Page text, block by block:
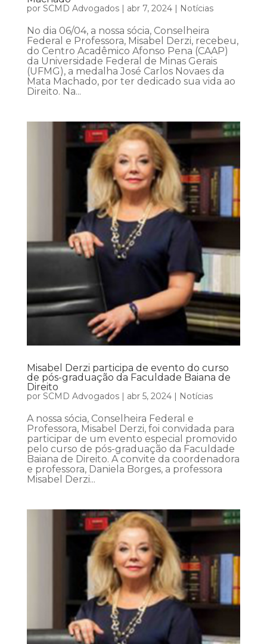
por SCMD Advogados| abr 7, 2024| Notícias
No dia 06/04, a nossa sócia, Conselheira
Federal e Professora, Misabel Derzi, recebeu,
do Centro Acadêmico Afonso Pena (CAAP)
da Universidade Federal de Minas Gerais
(UFMG), a medalha José Carlos Novaes da
Mata Machado, por ter dedicado sua vida ao
Direito. Na...
Misabel Derzi participa de evento do curso
de pós-graduação da Faculdade Baiana de
Direito
por SCMD Advogados| abr 5, 2024| Notícias
A nossa sócia, Conselheira Federal e
Professora, Misabel Derzi, foi convidada para
participar de um evento especial promovido
pelo curso de pós-graduação da Faculdade
Baiana de Direito. A convite da coordenadora
e professora, Daniela Borges, a professora
Misabel Derzi...